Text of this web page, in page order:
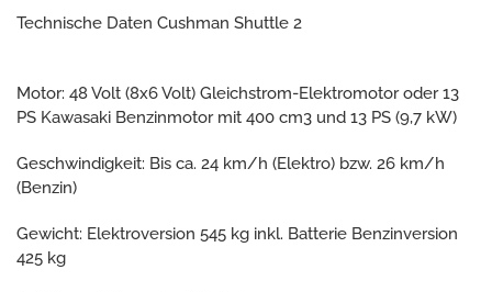
Technische Daten Cushman Shuttle 2
Motor: 48 Volt (8x6 Volt) Gleichstrom-Elektromotor oder 13
PS Kawasaki Benzinmotor mit 400 cm3 und 13 PS (9,7 kW)
Geschwindigkeit: Bis ca. 24 km/h (Elektro) bzw. 26 km/h
(Benzin)
Gewicht: Elektroversion 545 kg inkl. Batterie Benzinversion
425 kg